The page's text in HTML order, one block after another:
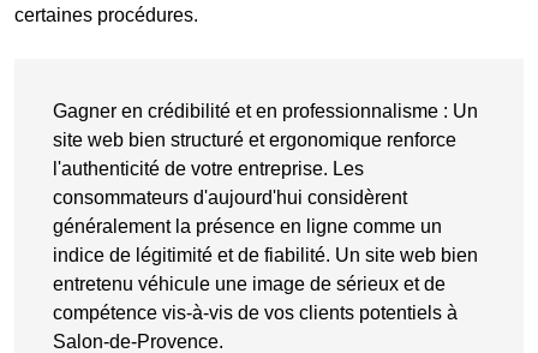
certaines procédures.
Gagner en crédibilité et en professionnalisme : Un
site web bien structuré et ergonomique renforce
l'authenticité de votre entreprise. Les
consommateurs d'aujourd'hui considèrent
généralement la présence en ligne comme un
indice de légitimité et de fiabilité. Un site web bien
entretenu véhicule une image de sérieux et de
compétence vis-à-vis de vos clients potentiels à
Salon-de-Provence.